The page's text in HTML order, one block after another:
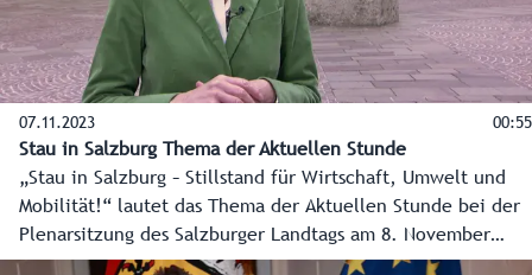
07.11.2023 00:55
Stau in Salzburg Thema der Aktuellen Stunde
„Stau in Salzburg – Stillstand für Wirtschaft, Umwelt und
Mobilität!“ lautet das Thema der Aktuellen Stunde bei der
Plenarsitzung des Salzburger Landtags am 8. November
2023 im Chiemseehof, eingebracht von der SPÖ.